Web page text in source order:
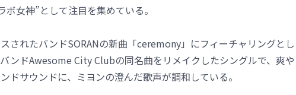
女神”として注目を集めている。
されたバンドSORANの新曲「ceremony」にフィーチャリングとし
ンドAwesome City Clubの同名曲をリメイクしたシングルで、爽や
ドサウンドに、ミヨンの澄んだ歌声が調和している。